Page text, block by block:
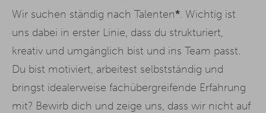
Wir suchen ständig nach Talenten*. Wichtig ist
uns dabei in erster Linie, dass du strukturiert,
kreativ und umgänglich bist und ins Team passt.
Du bist motiviert, arbeitest selbstständig und
bringst idealerweise fachübergreifende Erfahrung
mit? Bewirb dich und zeige uns, dass wir nicht auf